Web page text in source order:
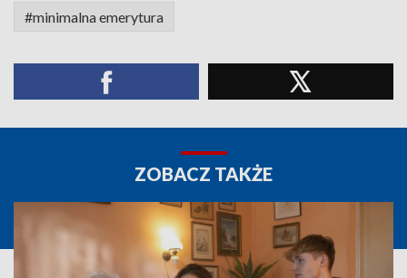
#minimalna emerytura
ZOBACZ TAKŻE